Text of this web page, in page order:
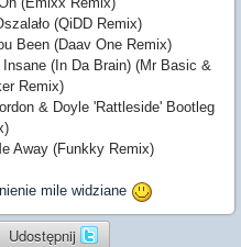
(QiDD Remix)
Been (Daav One Remix)
(In Da Brain) (Mr Basic &
Remix)
& Doyle 'Rattleside' Bootleg
Away (Funkky Remix)
mile widziane
Udostępnij